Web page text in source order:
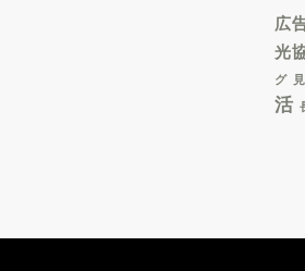
広
光
グ
活